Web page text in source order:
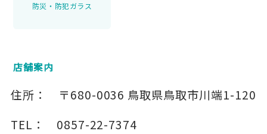
防災・防犯ガラス
店舗案内
住所： 〒680-0036 鳥取県鳥取市川端1-120
TEL：
0857-22-7374